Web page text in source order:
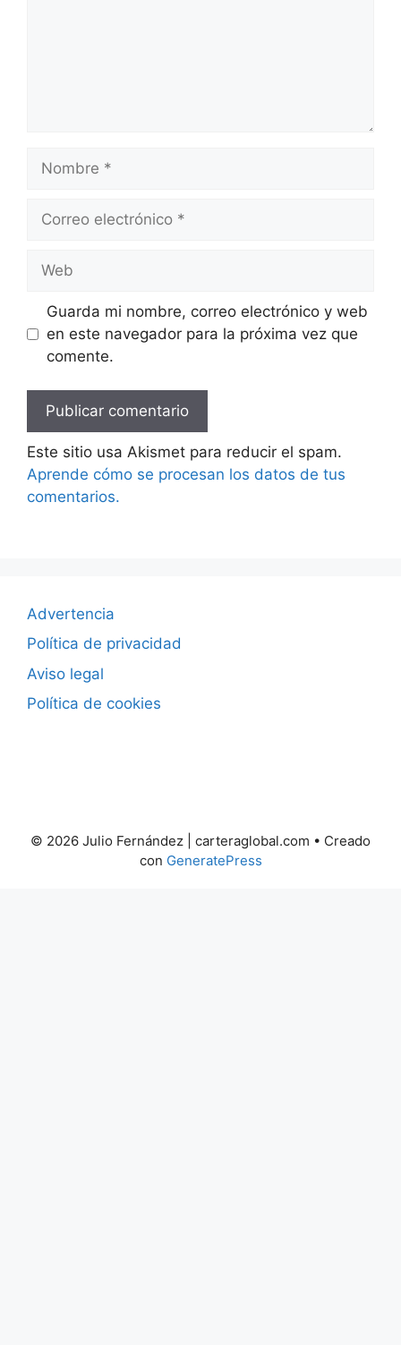
electrónico
Guarda mi nombre, correo electrónico y web
en este navegador para la próxima vez que
comente.
Este sitio usa Akismet para reducir el spam.
Aprende cómo se procesan los datos de tus
comentarios.
Advertencia
Política de privacidad
Aviso legal
Política de cookies
© 2026 Julio Fernández | carteraglobal.com • Creado
con GeneratePress